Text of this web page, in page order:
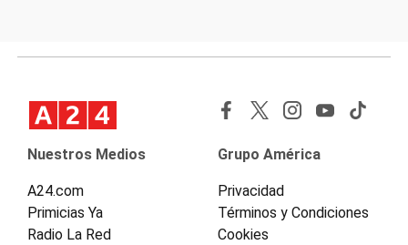
Nuestros Medios
A24.com
Primicias Ya
Radio La Red
Grupo América
Privacidad
Términos y Condiciones
Cookies